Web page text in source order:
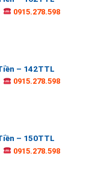
0915.278.598
– 142TTL
0915.278.598
– 150TTL
0915.278.598